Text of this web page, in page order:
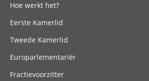
Hoe werkt het?
Eerste Kamerlid
Tweede Kamerlid
Europarlementariër
Fractievoorzitter